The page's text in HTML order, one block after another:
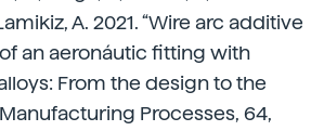
A. 2021. “Wire arc additive
an aeronáutic fitting with
From the design to the
Processes, 64,